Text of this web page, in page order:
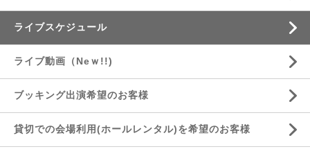
ライブスケジュール
ライブ動画（Neｗ!!)
ブッキング出演希望のお客様
貸切での会場利用(ホールレンタル)を希望のお客様